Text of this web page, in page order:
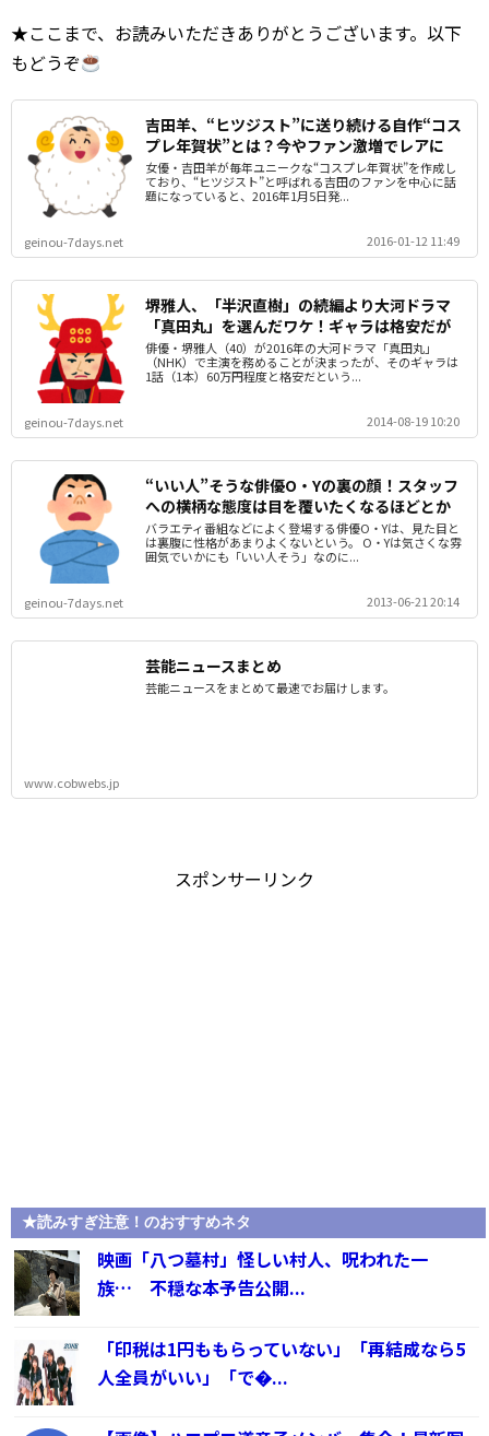
★ここまで、お読みいただきありがとうございます。以下
もどうぞ
吉田羊、“ヒツジスト”に送り続ける自作“コス
プレ年賀状”とは？今やファン激増でレアに
女優・吉田羊が毎年ユニークな“コスプレ年賀状”を作成し
ており、“ヒツジスト”と呼ばれる吉田のファンを中心に話
題になっていると、2016年1月5日発...
geinou-7days.net 2016-01-12 11:49
堺雅人、「半沢直樹」の続編より大河ドラマ
「真田丸」を選んだワケ！ギャラは格安だが
俳優・堺雅人（40）が2016年の大河ドラマ「真田丸」
（NHK）で主演を務めることが決まったが、そのギャラは
1話（1本）60万円程度と格安だという...
geinou-7days.net 2014-08-19 10:20
“いい人”そうな俳優O・Yの裏の顔！スタッフ
への横柄な態度は目を覆いたくなるほどとか
バラエティ番組などによく登場する俳優O・Yは、見た目と
は裏腹に性格があまりよくないという。 O・Yは気さくな雰
囲気でいかにも「いい人そう」なのに...
geinou-7days.net 2013-06-21 20:14
芸能ニュースまとめ
芸能ニュースをまとめて最速でお届けします。
www.cobwebs.jp
スポンサーリンク
★読みすぎ注意！のおすすめネタ
映画「八つ墓村」怪しい村人、呪われた一
族… 不穏な本予告公開...
「印税は1円ももらっていない」「再結成なら5
人全員がいい」「で�...